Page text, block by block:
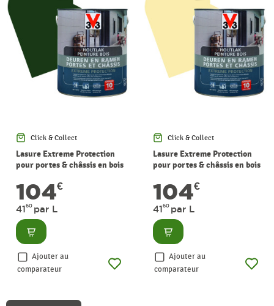
Click & Collect
Lasure Extreme Protection
pour portes & châssis en bois
104€
4160 par L
Consulter
Ajouter au
comparateur
Click & Collect
Lasure Extreme Protection
pour portes & châssis en bois
104€
4160 par L
Consulter
Ajouter au
comparateur